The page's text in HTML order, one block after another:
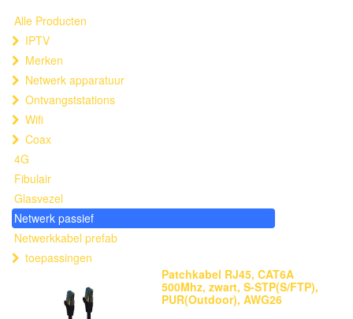
Alle Producten
IPTV
Merken
Netwerk apparatuur
Ontvangststations
Wifi
Coax
4G
Fibulair
Glasvezel
Netwerk passief
Netwerkkabel prefab
toepassingen
Patchkabel RJ45, CAT6A
500Mhz, zwart, S-STP(S/FTP),
PUR(Outdoor), AWG26